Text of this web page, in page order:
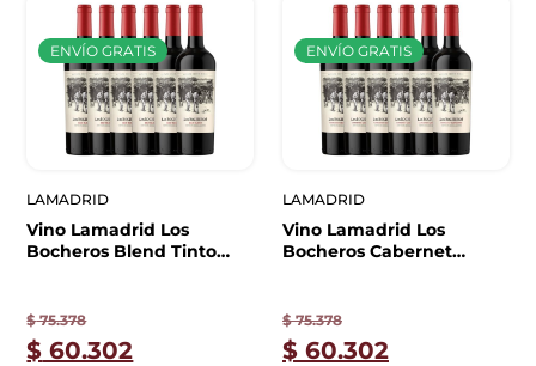
ENVÍO GRATIS
LAMADRID
Vino Lamadrid Los
Bocheros Blend Tinto
$75.378
$ 60.302
ENVÍO GRATIS
LAMADRID
Vino Lamadrid Los
Bocheros Cabernet
$75.378
$ 60.302